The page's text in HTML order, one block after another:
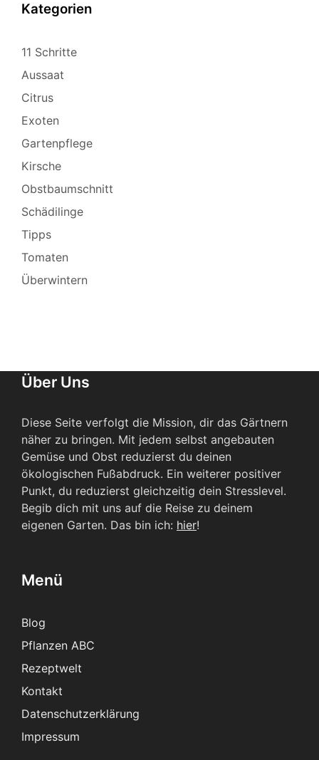
Kategorien
11 Schritte
Aussaat
Citrus
Exoten
Gartenpflege
Kirsche
Obstbaumschnitt
Schädilinge
Tipps
Tomaten
Überwintern
Über Uns
Diese Seite verfolgt die Mission, dir das Gärtnern
näher zu bringen. Mit jedem selbst angebauten
Gemüse und Obst reduzierst du deinen
ökologischen Fußabdruck. Ein weiterer positiver
Punkt, du reduzierst gleichzeitig dein Stresslevel.
Begib dich mit uns auf die Reise zu deinem
eigenen Garten. Das bin ich: hier!
Menü
Blog
Pflanzen ABC
Rezeptwelt
Kontakt
Datenschutzerklärung
Impressum